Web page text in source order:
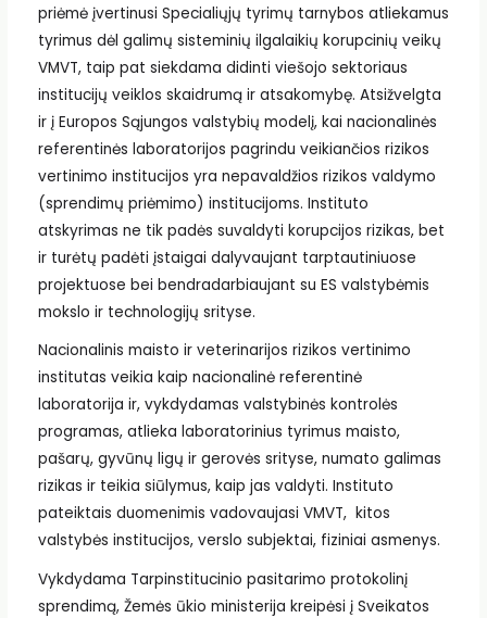
priėmė įvertinusi Specialiųjų tyrimų tarnybos atliekamus
tyrimus dėl galimų sisteminių ilgalaikių korupcinių veikų
VMVT, taip pat siekdama didinti viešojo sektoriaus
institucijų veiklos skaidrumą ir atsakomybę. Atsižvelgta
ir į Europos Sąjungos valstybių modelį, kai nacionalinės
referentinės laboratorijos pagrindu veikiančios rizikos
vertinimo institucijos yra nepavaldžios rizikos valdymo
(sprendimų priėmimo) institucijoms. Instituto
atskyrimas ne tik padės suvaldyti korupcijos rizikas, bet
ir turėtų padėti įstaigai dalyvaujant tarptautiniuose
projektuose bei bendradarbiaujant su ES valstybėmis
mokslo ir technologijų srityse.
Nacionalinis maisto ir veterinarijos rizikos vertinimo
institutas veikia kaip nacionalinė referentinė
laboratorija ir, vykdydamas valstybinės kontrolės
programas, atlieka laboratorinius tyrimus maisto,
pašarų, gyvūnų ligų ir gerovės srityse, numato galimas
rizikas ir teikia siūlymus, kaip jas valdyti. Instituto
pateiktais duomenimis vadovaujasi VMVT, kitos
valstybės institucijos, verslo subjektai, fiziniai asmenys.
Vykdydama Tarpinstitucinio pasitarimo protokolinį
sprendimą, Žemės ūkio ministerija kreipėsi į Sveikatos